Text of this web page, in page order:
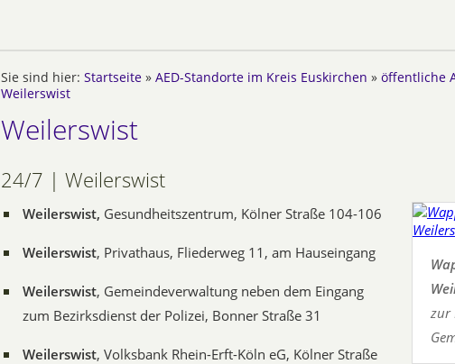
Sie sind hier: Startseite » AED-Standorte im Kreis Euskirchen » öffentliche
Weilerswist
Weilerswist
24/7 | Weilerswist
zur
Weilerswist, Gesundheitszentrum, Kölner Straße 104-106
Weilerswist, Privathaus, Fliederweg 11, am Hauseingang
Weilerswist, Gemeindeverwaltung neben dem Eingang
zum Bezirksdienst der Polizei, Bonner Straße 31
Weilerswist, Volksbank Rhein-Erft-Köln eG, Kölner Straße